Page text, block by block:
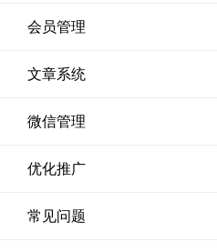
会员管理
文章系统
微信管理
优化推广
常见问题